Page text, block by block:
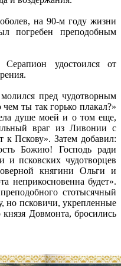
на 90-м году жизни
погребен преподобным
удостоился от
пред чудотворным
ты так горько плакал?»
душе моей и о том еще,
враг из Ливонии с
к Пскову». Затем добавил:
Божию! Господь ради
псковских чудотворцев
княгини Ольги и
неприкосновенна будет».
стотысячный
но псковичи, укрепленные
Довмонта, бросились